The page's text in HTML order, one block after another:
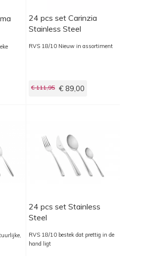
24 pcs set Carinzia
Stainless Steel
RVS 18/10 Nieuw in assortiment
€ 111,95 € 89,00
24 pcs set Stainless
Steel
RVS 18/10 bestek dat prettig in de
hand ligt